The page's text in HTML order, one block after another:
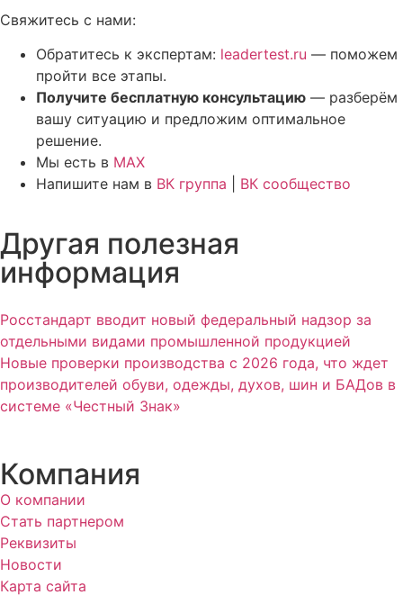
Свяжитесь с нами:
Обратитесь к экспертам: leadertest.ru — поможем
пройти все этапы.
Получите бесплатную консультацию — разберём
вашу ситуацию и предложим оптимальное
решение.
Мы есть в MAX
Напишите нам в ВК группа ВК сообщество
Другая полезная
информация
Росстандарт вводит новый федеральный надзор за
отдельными видами промышленной продукцией
Новые проверки производства с 2026 года, что ждет
производителей обуви, одежды, духов, шин и БАДов в
системе «Честный Знак»
Компания
О компании
Стать партнером
Реквизиты
Новости
Карта сайта